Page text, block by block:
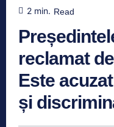
2 min. Read
reclamat
Este
și